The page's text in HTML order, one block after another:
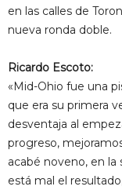
en las calles de
nueva ronda doble.
Ricardo Escoto:
«Mid-Ohio fue una
que era su primera
desventaja al
progreso,
acabé noveno, en
está mal el